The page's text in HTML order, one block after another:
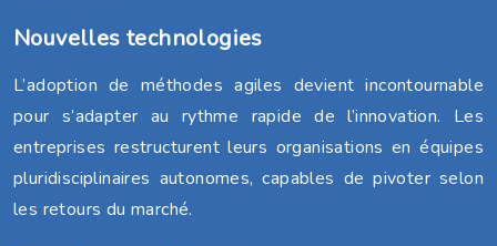
Nouvelles technologies
L’adoption de méthodes agiles devient incontournable
pour s’adapter au rythme rapide de l’innovation. Les
entreprises restructurent leurs organisations en équipes
pluridisciplinaires autonomes, capables de pivoter selon
les retours du marché.